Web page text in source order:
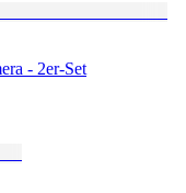
- 2er-Set